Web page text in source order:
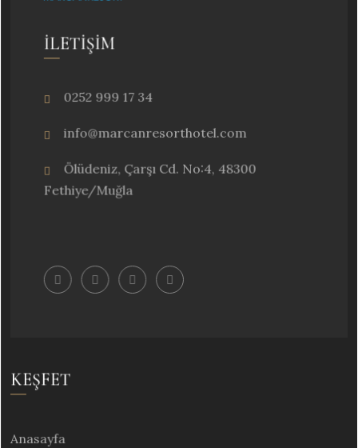
İLETIŞIM
0252 999 17 34
info@marcanresorthotel.com
Ölüdeniz, Çarşı Cd. No:4, 48300
Fethiye/Muğla
KEŞFET
Anasayfa